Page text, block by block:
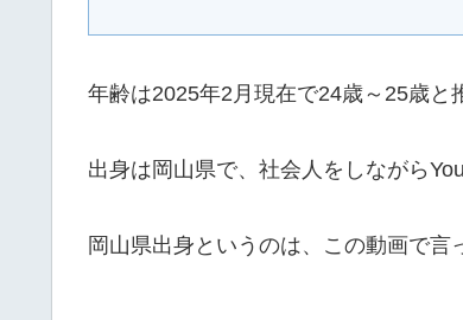
年齢は2025年2月現在で24歳～25歳と
出身は岡山県で、社会人をしながら
岡山県出身というのは、この動画で言